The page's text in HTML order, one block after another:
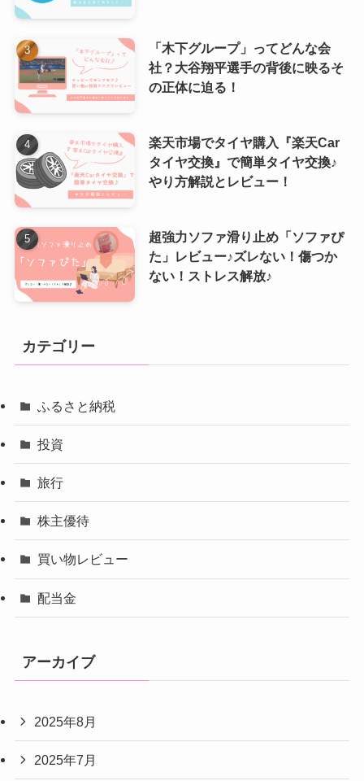
「木下グループ」ってどんな会
社？大谷翔平選手の背後に映るそ
の正体に迫る！
楽天市場でタイヤ購入『楽天Car
タイヤ交換』で簡単タイヤ交換♪
やり方解説とレビュー！
超強力ソファ滑り止め「ソファぴ
た」レビュー♪ズレない！傷つか
ない！ストレス解放♪
カテゴリー
ふるさと納税
投資
旅行
株主優待
買い物レビュー
配当金
アーカイブ
2025年8月
2025年7月